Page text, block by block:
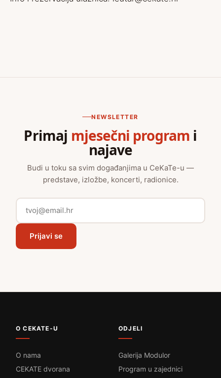
NEWSLETTER
Primaj mjesečni program i
najave
Budi u toku sa svim događanjima u CeKaTe-u —
predstave, izložbe, koncerti, radionice.
Prijavi se
O CEKATE-U
O nama
CEKATE dvorana
ODJELI
Galerija Modulor
Program u zajednici